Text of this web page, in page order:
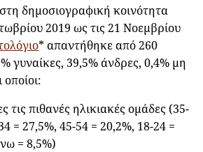
δημοσιογραφική κοινότητα
2019 ως τις 21 Νοεμβρίου
* απαντήθηκε από 260
γυναίκες, 39,5% άνδρες, 0,4% μη
τις πιθανές ηλικιακές ομάδες (35-
= 27,5%, 45-54 = 20,2%, 18-24 =
= 8,5%)